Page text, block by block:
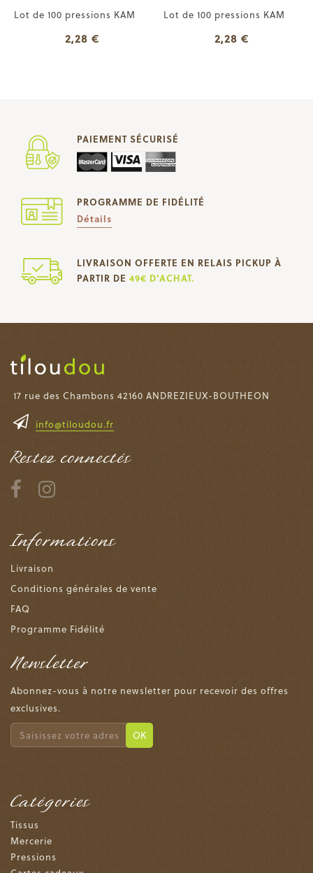
Lot de 100 pressions KAM
2,28 €
Lot de 100 pressions KAM
2,28 €
PAIEMENT SÉCURISÉ
PROGRAMME DE FIDÉLITÉ
Détails
LIVRAISON OFFERTE EN RELAIS PICKUP À
PARTIR DE 49€ D'ACHAT.
17 rue des Chambons 42160 ANDREZIEUX-BOUTHEON
info@tiloudou.fr
Restez connectés
Informations
Livraison
Conditions générales de vente
FAQ
Programme Fidélité
Newsletter
Abonnez-vous à notre newsletter pour recevoir des offres
exclusives.
OK
Catégories
Tissus
Mercerie
Pressions